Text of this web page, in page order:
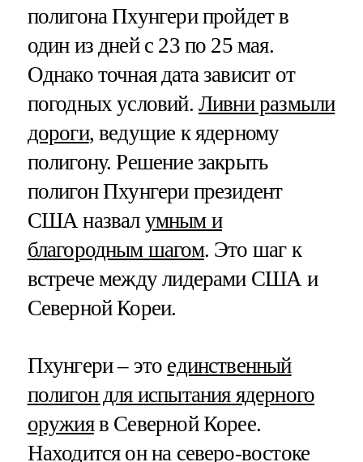
полигона Пхунгери пройдет в
один из дней с 23 по 25 мая.
Однако точная дата зависит от
погодных условий. Ливни размыли
дороги, ведущие к ядерному
полигону. Решение закрыть
полигон Пхунгери президент
США назвал умным и
благородным шагом. Это шаг к
встрече между лидерами США и
Северной Кореи.
Пхунгери – это единственный
полигон для испытания ядерного
оружияв Северной Корее.
Находится он на северо-востоке